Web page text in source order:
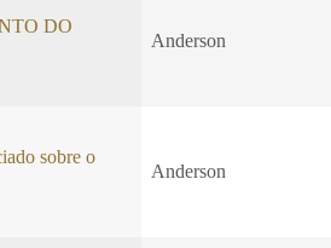
DO
Anderson
sobre o
Anderson